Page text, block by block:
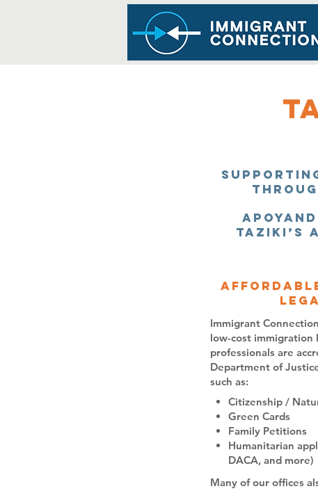
Taziki’s
Immigrant
low-cost immigration
professionals are
Department of
such as:
Citizenship /
Green Cards
Family Petitions
Humanitarian
DACA, and more)
Many of our offices